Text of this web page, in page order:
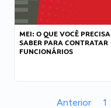
MEI: O QUE VOCÊ PRECISA
SABER PARA CONTRATAR
FUNCIONÁRIOS
Anterior 1